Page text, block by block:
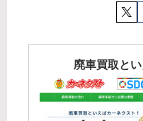
廃車買取と